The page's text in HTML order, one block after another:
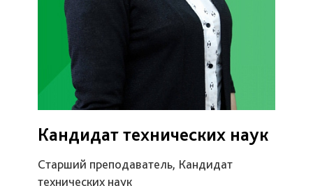
Кандидат технических наук
Старший преподаватель, Кандидат
технических наук